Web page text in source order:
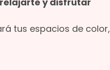
tus espacios de color,